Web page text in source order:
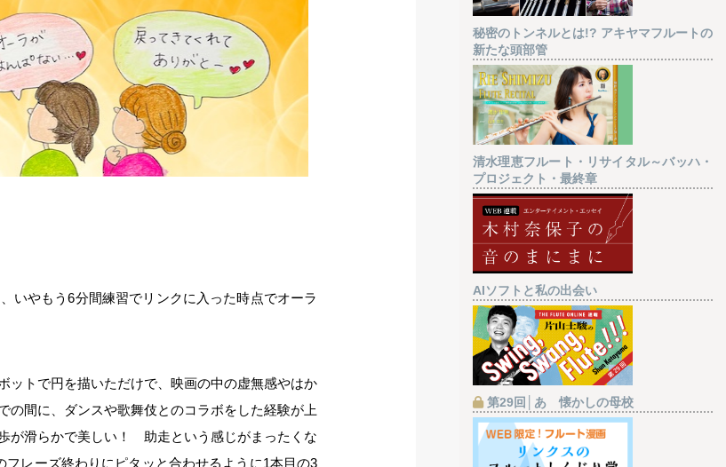
いやもう6分間練習でリンクに入った時点でオーラ
ットで円を描いただけで、映画の中の虚無感やはか
間に、ダンスや歌舞伎とのコラボをした経験が上
が滑らかで美しい！ 助走という感じがまったくな
レーズ終わりにピタッと合わせるように1本目の3
秘密のトンネルとは!? アキヤマフルートの
新たな頭部管
清水理恵フルート・リサイタル～バッハ・
プロジェクト・最終章
AIソフトと私の出会い
第29回│あゝ懐かしの母校